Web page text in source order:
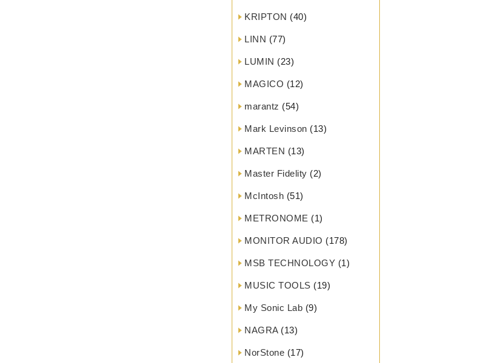
KRIPTON (40)
LINN (77)
LUMIN (23)
MAGICO (12)
marantz (54)
Mark Levinson (13)
MARTEN (13)
Master Fidelity (2)
McIntosh (51)
METRONOME (1)
MONITOR AUDIO (178)
MSB TECHNOLOGY (1)
MUSIC TOOLS (19)
My Sonic Lab (9)
NAGRA(13)
NorStone (17)